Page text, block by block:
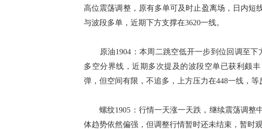
高位震荡调整，原有多单可及时止盈离场，日内短
与波段多单，近期下方支撑在3620一线。
原油1904：本周二跳空低开一步到位回调至下
多空分界线，近期多次提及的波段空单已获利颇
弹，但空间有限，不追多，上方压力在448一线，等
螺纹1905：行情一天涨一天跌，继续震荡调整
体趋势依然偏强，但调整行情暂时还未结束，暂时